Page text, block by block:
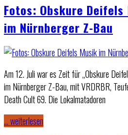
Fotos: Obskure Deifels
im Nürnberger Z-Bau
Am 12. Juli war es Zeit für „Obskure
im Nürnberger Z-Bau, mit VRDRBR,
Death Cult 69. Die Lokalmatadoren
… weiterlesen